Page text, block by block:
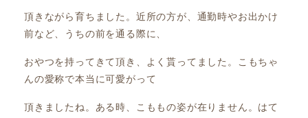
頂きながら育ちました。近所の方が、通勤時やお出かけ
前など、うちの前を通る際に、
おやつを持ってきて頂き、よく貰ってました。こもちゃ
んの愛称で本当に可愛がって
頂きましたね。ある時、こももの姿が在りません。はて